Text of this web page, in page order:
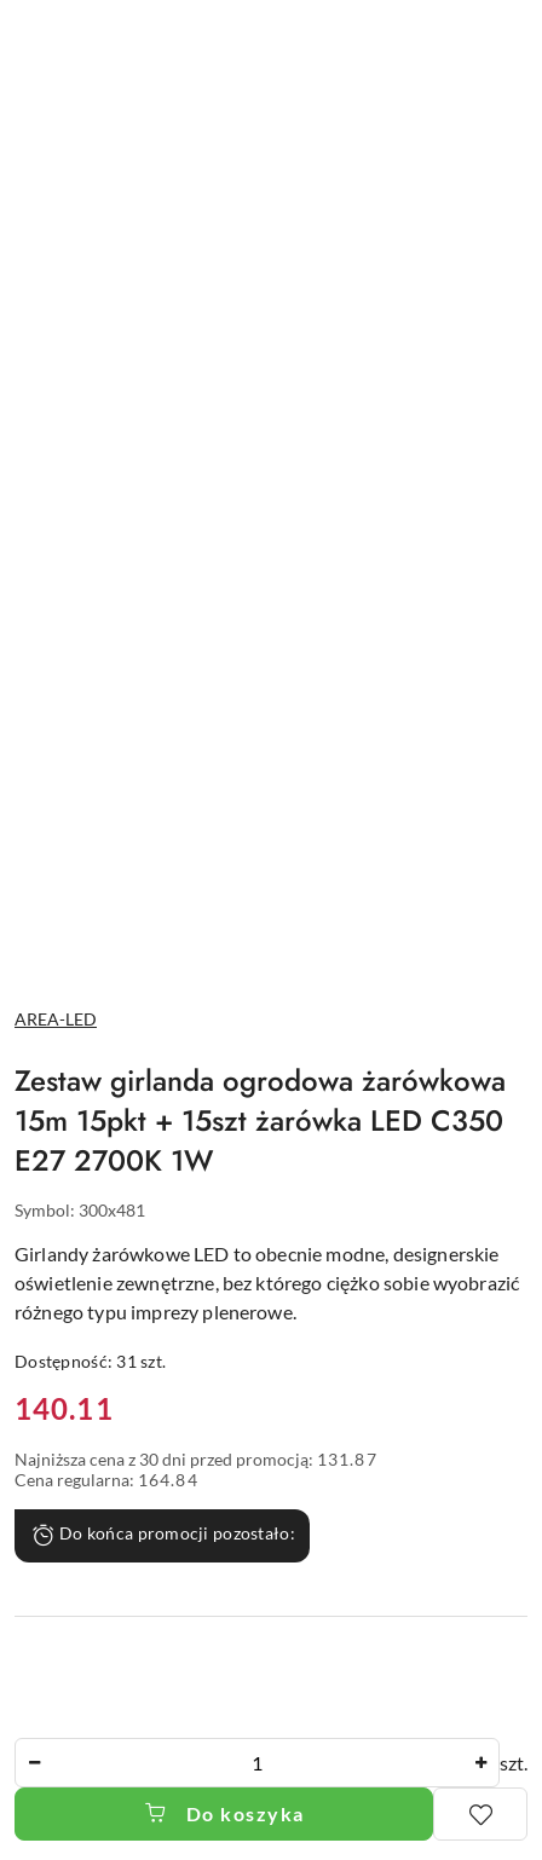
NAZWA
PRODUCENTA:
AREA-LED
Zestaw girlanda ogrodowa żarówkowa
15m 15pkt + 15szt żarówka LED C350
E27 2700K 1W
Symbol: 300x481
Girlandy żarówkowe LED to obecnie modne, designerskie
oświetlenie zewnętrzne, bez którego ciężko sobie wyobrazić
różnego typu imprezy plenerowe.
Dostępność: 31szt.
Cena:
140.11
Najniższa cena z 30 dni przed promocją: 131.87
Cena regularna: 164.84
Do końca promocji pozostało:
szt.
Do koszyka